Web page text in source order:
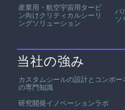
産業用・航空宇宙用タービ
ン向けクリティカルシーリ
ングソリューション
バ
ソ
当社の強み
カスタムシールの設計とコンポ
の専門知識
研究開発イノベーションラボ